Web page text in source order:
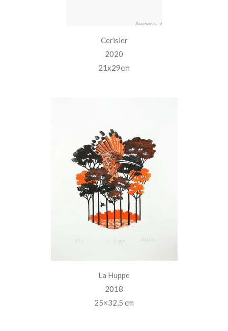
Cerisier
2020
21x29cm
La Huppe
2018
25×32,5 cm